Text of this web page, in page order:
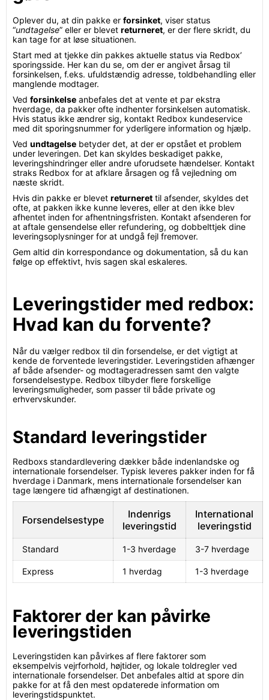
Oplever du, at din pakke er forsinket, viser status
“undtagelse” eller er blevet returneret, er der flere skridt, du
kan tage for at løse situationen.
Start med at tjekke din pakkes aktuelle status via Redbox’
sporingsside. Her kan du se, om der er angivet årsag til
forsinkelsen, f.eks. ufuldstændig adresse, toldbehandling eller
manglende modtager.
Ved forsinkelse anbefales det at vente et par ekstra
hverdage, da pakker ofte indhenter forsinkelsen automatisk.
Hvis status ikke ændrer sig, kontakt Redbox kundeservice
med dit sporingsnummer for yderligere information og hjælp.
Ved undtagelse betyder det, at der er opstået et problem
under leveringen. Det kan skyldes beskadiget pakke,
leveringshindringer eller andre uforudsete hændelser. Kontakt
straks Redbox for at afklare årsagen og få vejledning om
næste skridt.
Hvis din pakke er blevet returneret til afsender, skyldes det
ofte, at pakken ikke kunne leveres, eller at den ikke blev
afhentet inden for afhentningsfristen. Kontakt afsenderen for
at aftale gensendelse eller refundering, og dobbelttjek dine
leveringsoplysninger for at undgå fejl fremover.
Gem altid din korrespondance og dokumentation, så du kan
følge op effektivt, hvis sagen skal eskaleres.
Leveringstider med redbox:
Hvad kan du forvente?
Når du vælger redbox til din forsendelse, er det vigtigt at
kende de forventede leveringstider. Leveringstiden afhænger
af både afsender- og modtageradressen samt den valgte
forsendelsestype. Redbox tilbyder flere forskellige
leveringsmuligheder, som passer til både private og
erhvervskunder.
Standard leveringstider
Redboxs standardlevering dækker både indenlandske og
internationale forsendelser. Typisk leveres pakker inden for få
hverdage i Danmark, mens internationale forsendelser kan
tage længere tid afhængigt af destinationen.
Forsendelsestype
Indenrigs
leveringstid
International
leveringstid
Standard 1-3 hverdage 3-7 hverdage
Express 1 hverdag 1-3 hverdage
Faktorer der kan påvirke
leveringstiden
Leveringstiden kan påvirkes af flere faktorer som
eksempelvis vejrforhold, højtider, og lokale toldregler ved
internationale forsendelser. Det anbefales altid at spore din
pakke for at få den mest opdaterede information om
leveringstidspunktet.